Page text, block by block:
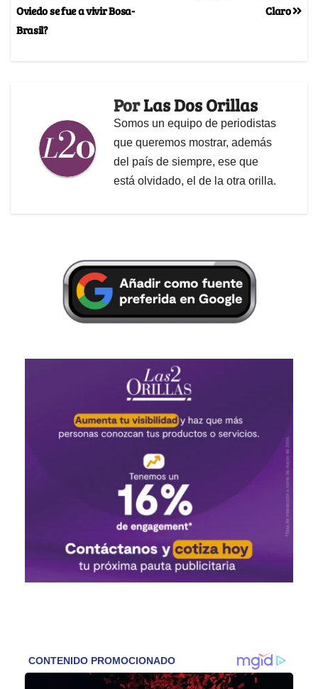
Claro
Oviedo se fue a vivir Bosa-
Brasil?
PorLas Dos Orillas
Somos un equipo de periodistas
que queremos mostrar, además
del país de siempre, ese que
está olvidado, el de la otra orilla.